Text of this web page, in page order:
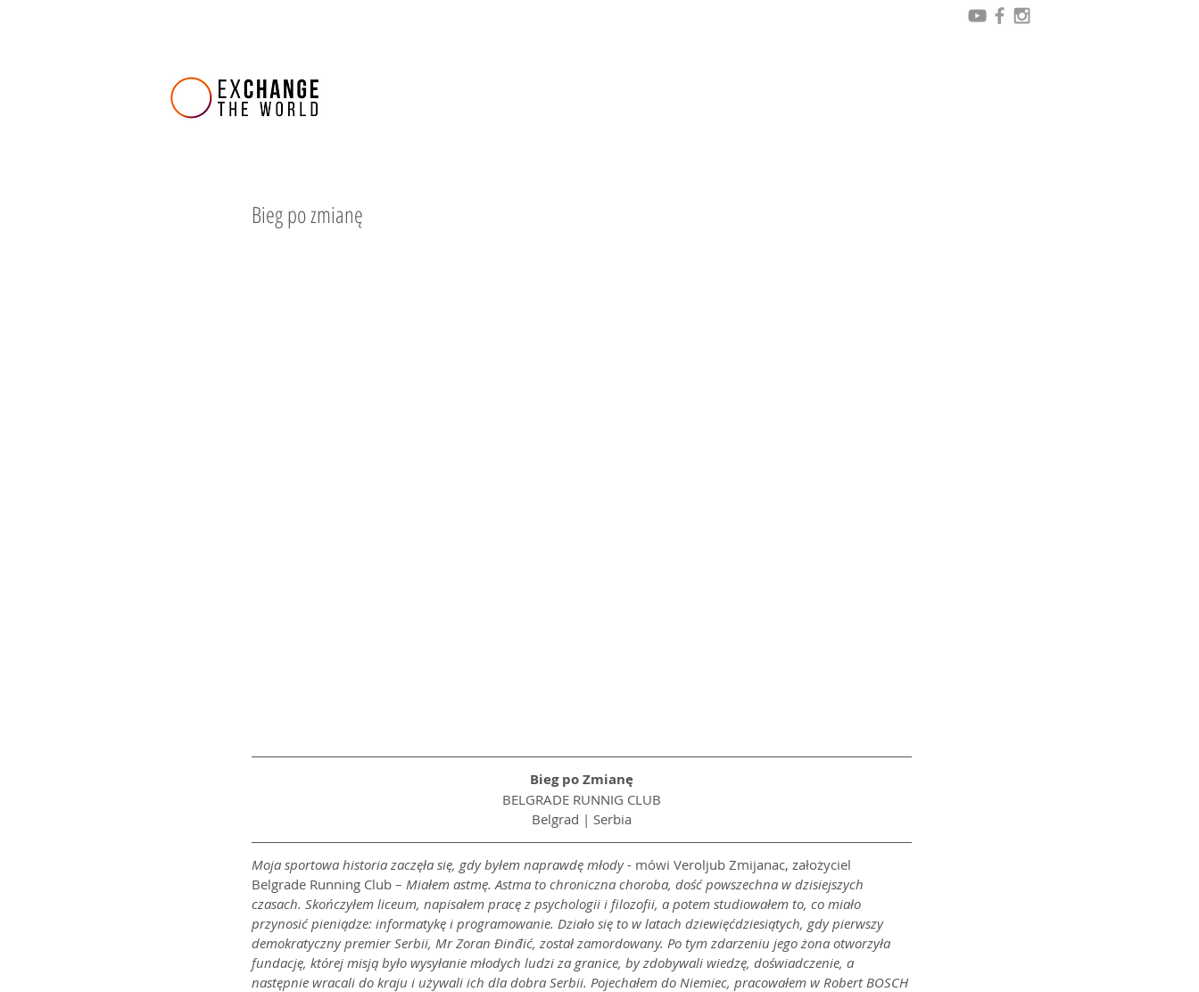
Bieg po zmianę
Bieg po Zmianę
BELGRADE RUNNIG CLUB
Belgrad | Serbia
Moja sportowa historia zaczęła się, gdy byłem naprawdę młody - mówi Veroljub Zmijanac, założyciel
Belgrade Running Club – Miałem astmę. Astma to chroniczna choroba, dość powszechna w dzisiejszych
czasach. Skończyłem liceum, napisałem pracę z psychologii i filozofii, a potem studiowałem to, co miało
przynosić pieniądze: informatykę i programowanie. Działo się to w latach dziewięćdziesiątych, gdy pierwszy
demokratyczny premier Serbii, Mr Zoran Đinđić, został zamordowany. Po tym zdarzeniu jego żona otworzyła
fundację, której misją było wysyłanie młodych ludzi za granice, by zdobywali wiedzę, doświadczenie, a
następnie wracali do kraju i używali ich dla dobra Serbii. Pojechałem do Niemiec, pracowałem w Robert BOSCH